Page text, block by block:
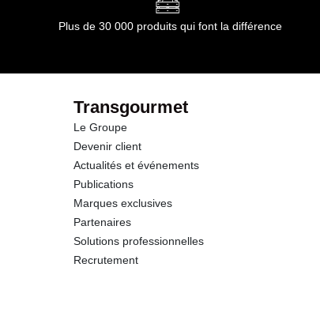
Plus de 30 000 produits qui font la différence
Transgourmet
Le Groupe
Devenir client
Actualités et événements
Publications
Marques exclusives
Partenaires
Solutions professionnelles
Recrutement